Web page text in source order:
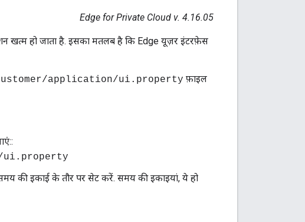
Edge for Private Cloud v. 4.16.05
खत्म हो जाता है. इसका मतलब है कि Edge यूज़र इंटरफ़ेस
application/ui.property फ़ाइल
ui.property
की इकाई के तौर पर सेट करें. समय की इकाइयां, ये हो